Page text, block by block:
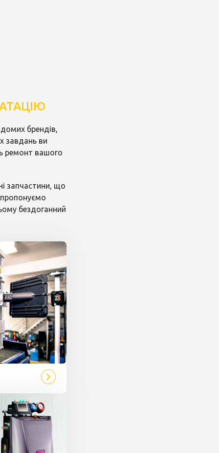
брендів,
завдань ви
ремонт вашого
запчастини, що
пропонуємо
бездоганний